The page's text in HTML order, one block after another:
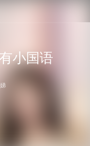
小国语